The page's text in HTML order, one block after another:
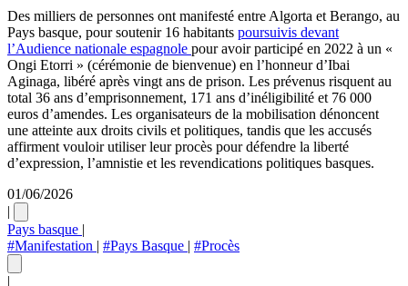
Des milliers de personnes ont manifesté entre Algorta et Berango, au
Pays basque, pour soutenir 16 habitants poursuivis devant
l’Audience nationale espagnole pour avoir participé en 2022 à un «
Ongi Etorri » (cérémonie de bienvenue) en l’honneur d’Ibai
Aginaga, libéré après vingt ans de prison. Les prévenus risquent au
total 36 ans d’emprisonnement, 171 ans d’inéligibilité et 76 000
euros d’amendes. Les organisateurs de la mobilisation dénoncent
une atteinte aux droits civils et politiques, tandis que les accusés
affirment vouloir utiliser leur procès pour défendre la liberté
d’expression, l’amnistie et les revendications politiques basques.
01/06/2026
|
Pays basque |
#Manifestation | #Pays Basque | #Procès
|